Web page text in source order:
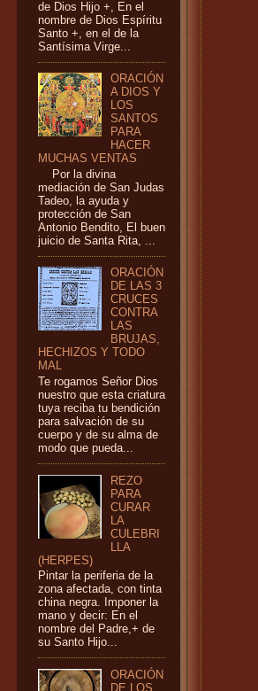
de Dios Hijo +, En el
nombre de Dios Espíritu
Santo +, en el de la
Santísima Virge...
ORACIÓN
A DIOS Y
LOS
SANTOS
PARA
HACER
MUCHAS VENTAS
Por la divina
mediación de San Judas
Tadeo, la ayuda y
protección de San
Antonio Bendito, El buen
juicio de Santa Rita, ...
ORACIÓN
DE LAS 3
CRUCES
CONTRA
LAS
BRUJAS,
HECHIZOS Y TODO
MAL
Te rogamos Señor Dios
nuestro que esta criatura
tuya reciba tu bendición
para salvación de su
cuerpo y de su alma de
modo que pueda...
REZO
PARA
CURAR
LA
CULEBRI
LLA
(HERPES)
Pintar la periferia de la
zona afectada, con tinta
china negra. Imponer la
mano y decir: En el
nombre del Padre,+ de
su Santo Hijo...
ORACIÓN
DE LOS